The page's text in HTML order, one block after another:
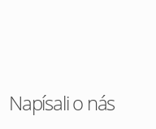
Napísali o nás